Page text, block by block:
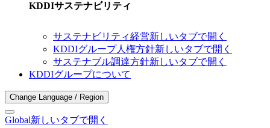
KDDIサステナビリティ
サステナビリティ経営新しいタブで開く
KDDIグループ人権方針新しいタブで開く
サステナブル調達方針新しいタブで開く
KDDIグループについて
Change Language / Region
Global新しいタブで開く